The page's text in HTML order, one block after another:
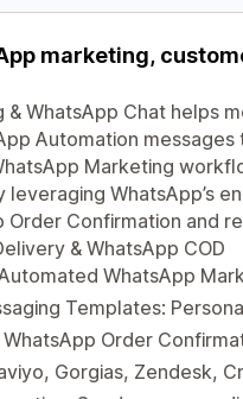
marketing,
& WhatsApp Chat helps
Automation
Marketing
leveraging WhatsApp’s
Order Confirmation and
& WhatsApp COD
WhatsApp
Templates:
Order
Gorgias, Zendesk,